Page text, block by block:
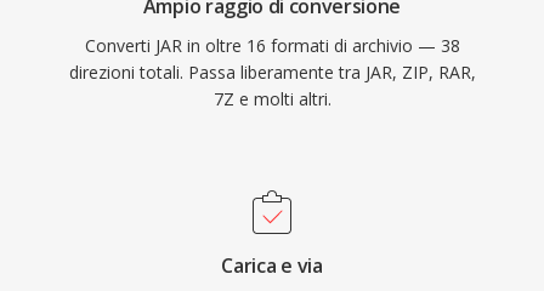
Ampio raggio di conversione
Converti JAR in oltre 16 formati di archivio — 38
direzioni totali. Passa liberamente tra JAR, ZIP, RAR,
7Z e molti altri.
Carica e via